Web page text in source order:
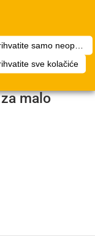
Prihvatite samo neophodne kolačiće
sve kolačiće
greške.
rešiti
malo